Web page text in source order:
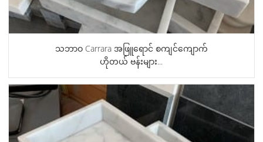
သဘာဝ Carrara အဖြူရောင် စကျင်ကျောက်
ဟိုတယ် ဗန်းများ...